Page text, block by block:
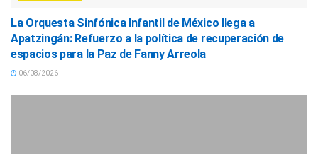
La Orquesta Sinfónica Infantil de México llega a
Apatzingán: Refuerzo a la política de recuperación de
espacios para la Paz de Fanny Arreola
06/08/2026